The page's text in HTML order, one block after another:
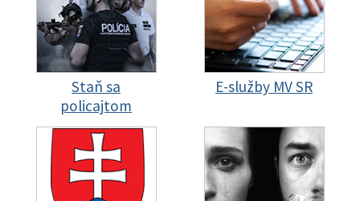
Staň sa
policajtom
E-služby MV SR